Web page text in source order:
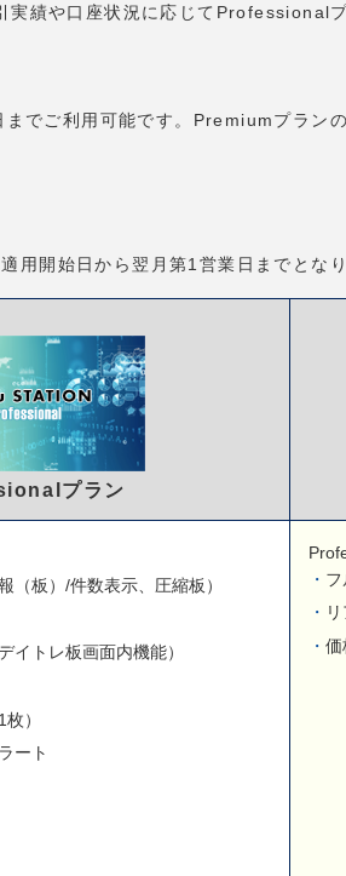
実績や口座状況に応じてProfessional
でご利用可能です。Premiumプラン
開始日から翌月第1営業日までとなり
プラン
（板）/件数表示、圧縮板）
イトレ板画面内機能）
）
ート
価